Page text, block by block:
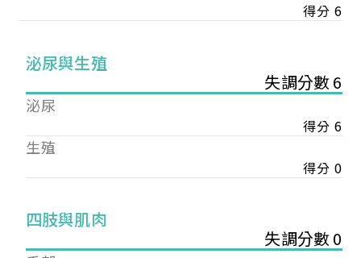
得分 6
泌尿與生殖
失調分數 6
泌尿
得分 6
生殖
得分 0
四肢與肌肉
失調分數 0
您已成功送出會員申請
您好，您的會員申請，已成功送出，經本協會理事